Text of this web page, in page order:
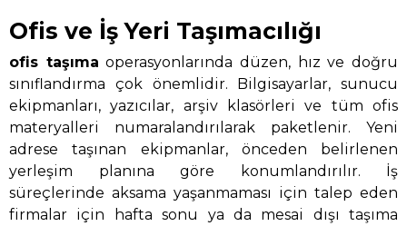
Ofis ve İş Yeri Taşımacılığı
ofis taşıma operasyonlarında düzen, hız ve doğru
sınıflandırma çok önemlidir. Bilgisayarlar, sunucu
ekipmanları, yazıcılar, arşiv klasörleri ve tüm ofis
materyalleri numaralandırılarak paketlenir. Yeni
adrese taşınan ekipmanlar, önceden belirlenen
yerleşim planına göre konumlandırılır. İş
süreçlerinde aksama yaşanmaması için talep eden
firmalar için hafta sonu ya da mesai dışı taşıma